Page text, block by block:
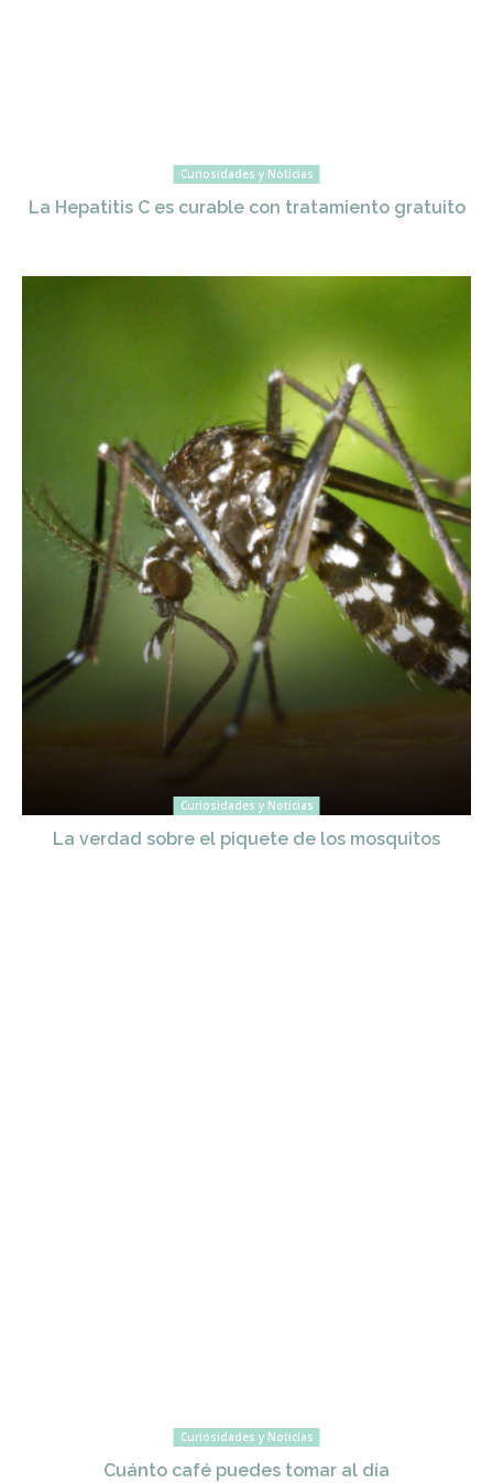
Curiosidades y Noticias
La Hepatitis C es curable con tratamiento gratuito
Curiosidades y Noticias
La verdad sobre el piquete de los mosquitos
Curiosidades y Noticias
Cuánto café puedes tomar al día